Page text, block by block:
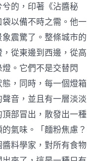
的，印著《沾醬秘
以備不時之需。他一
震驚了。整條城市的
從東邊到西邊，從高
。它們不是交替閃
，同時，每一個燈箱
音，並且有一層淡淡
部冒出，散發出一種
氣味。「麵粉焦慮？
料學家，對所有食物